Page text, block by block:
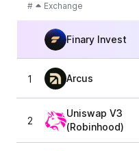
# Exchange
Finary Invest
1 Arcus
2
Uniswap V3
(Robinhood)